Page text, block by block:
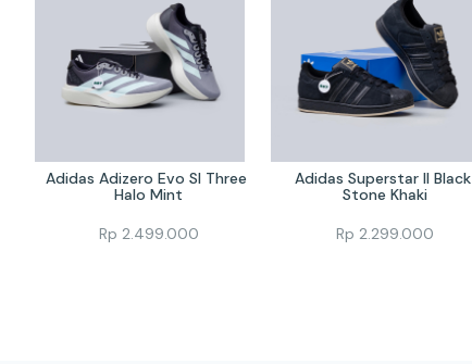
Adidas Adizero Evo Sl Three
Halo Mint
Rp 2.499.000
Adidas Superstar II Black
Stone Khaki
Rp 2.299.000